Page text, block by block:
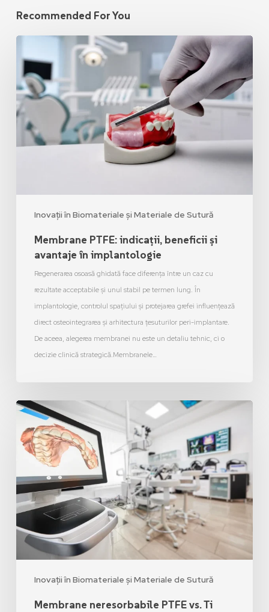
Recommended For You
Inovații în Biomateriale și Materiale de Sutură
Membrane PTFE: indicații, beneficii și
avantaje în implantologie
Regenerarea osoasă ghidată face diferența între un caz cu
rezultate acceptabile și unul stabil pe termen lung. În
implantologie, controlul spațiului și protejarea grefei influențează
direct osteointegrarea și arhitectura țesuturilor peri-implantare.
De aceea, alegerea membranei nu este un detaliu tehnic, ci o
decizie clinică strategică.Membranele…
Inovații în Biomateriale și Materiale de Sutură
Membrane neresorbabile PTFE vs. Ti